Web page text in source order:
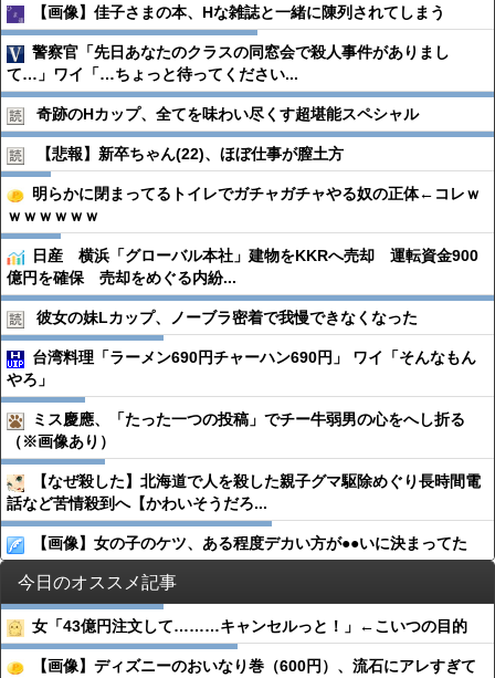
【画像】佳子さまの本、Hな雑誌と一緒に陳列されてしまう
警察官「先日あなたのクラスの同窓会で殺人事件がありまし
て…」ワイ「…ちょっと待ってください...
奇跡のHカップ、全てを味わい尽くす超堪能スペシャル
【悲報】新卒ちゃん(22)、ほぼ仕事が膣土方
明らかに閉まってるトイレでガチャガチャやる奴の正体←コレｗ
ｗｗｗｗｗｗ
日産 横浜「グローバル本社」建物をKKRへ売却 運転資金900
億円を確保 売却をめぐる内紛...
彼女の妹Lカップ、ノーブラ密着で我慢できなくなった
台湾料理「ラーメン690円チャーハン690円」 ワイ「そんなもん
やろ」
ミス慶應、「たった一つの投稿」でチー牛弱男の心をへし折る
（※画像あり）
【なぜ殺した】北海道で人を殺した親子グマ駆除めぐり長時間電
話など苦情殺到へ【かわいそうだろ...
【画像】女の子のケツ、ある程度デカい方が●●いに決まってた
今日のオススメ記事
女「43億円注文して………キャンセルっと！」←こいつの目的
【画像】ディズニーのおいなり巻（600円）、流石にアレすぎて